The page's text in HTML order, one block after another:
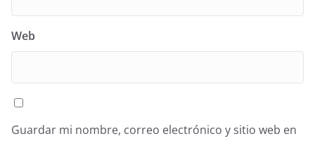
Web
Guardar mi nombre, correo electrónico y sitio web en